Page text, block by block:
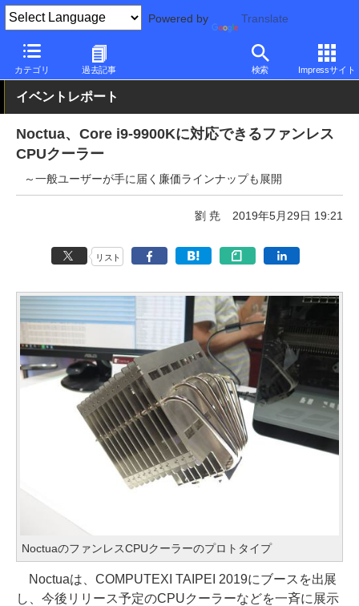
Powered by Translate
カテゴリ 過去記事 検索 Impressサイト
PC Watch イベント 2019
イベントレポート
Noctua、Core i9-9900Kに対応できるファンレス
CPUクーラー
～一般ユーザーが手に届く廉価ラインナップも展開
劉 尭 2019年5月29日 19:21
リスト
NoctuaのファンレスCPUクーラーのプロトタイプ
Noctuaは、COMPUTEXI TAIPEI 2019にブースを出展
し、今後リリース予定のCPUクーラーなどを一斉に展示